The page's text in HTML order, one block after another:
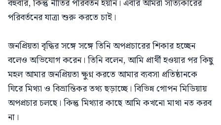
বহুবার, কিন্তু নীতির পরিবর্তন হয়নি। এবার আমরা সত্যিকারের
পরিবর্তনের যাত্রা শুরু করতে চাই।
জনপ্রিয়তা বৃদ্ধির সঙ্গে সঙ্গে তিনি অপপ্রচারের শিকার হচ্ছেন
বলেও অভিযোগ করেন। তিনি বলেন, আমি প্রার্থী হওয়ার পর কিছু
মহল আমার জনপ্রিয়তা ক্ষুণ্ন করতে আমার ব্যবসা প্রতিষ্ঠানকে
ঘিরে মিথ্যা ও বিভ্রান্তিকর তথ্য ছড়াচ্ছে। বিভিন্ন গোপন মিডিয়ায়
অপপ্রচার চলছে। কিন্তু মিথ্যার কাছে আমি কখনো মাথা নত করব
না।